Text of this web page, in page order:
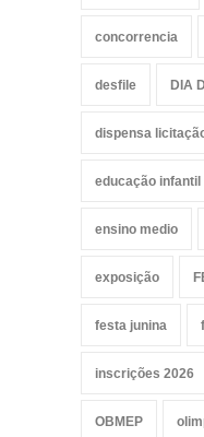
concorrencia
desfile DIA
dispensa
educação infantil
ensino medio
exposição
festa junina
inscrições 2026
OBMEP